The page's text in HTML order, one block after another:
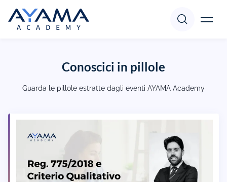
Pillole
Conoscici in pillole
Guarda le pillole estratte dagli eventi AYAMA Academy